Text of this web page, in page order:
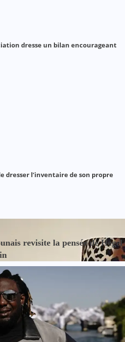
dresse un bilan encourageant
dresser l’inventaire de son propre
revisite la pensée de Hegel